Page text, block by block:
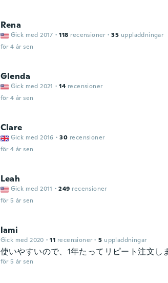
Rena
Gick med 2017 · 118 recensioner · 35 uppladdningar
för 4 år sen
Glenda
Gick med 2021 · 14 recensioner
för 4 år sen
Clare
Gick med 2016 · 30 recensioner
för 4 år sen
Leah
Gick med 2011 · 249 recensioner
för 5 år sen
lami
Gick med 2020 · 11 recensioner · 5 uppladdningar
使いやすいので、1年たってリピート注文し
för 5 år sen